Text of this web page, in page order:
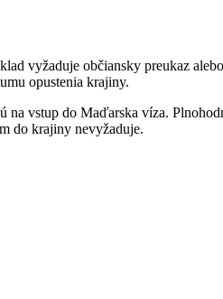
vyžaduje občiansky preukaz
opustenia krajiny.
na vstup do Maďarska víza.
do krajiny nevyžaduje.